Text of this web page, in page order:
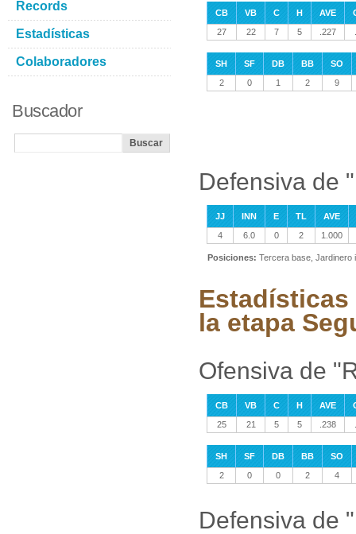
CB VB C H AVE
27
22 7 5 .227
SH SF DB BB
SO
2
0 1 2 9
Defensiva de
JJ INN E TL
AVE
4
6.0 0 2 1.000
Posiciones: Tercera base, Jardinero
Estadísticas
la etapa
Ofensiva de
CB VB C H AVE
25
21 5 5 .238
SH SF DB BB
SO
2
0 0 2 4
Defensiva de
Records
Estadísticas
Colaboradores
Buscador